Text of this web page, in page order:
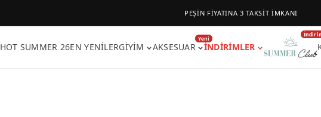
PEŞİN FİYATINA 3 TAKSİT İMKANI
HOT SUMMER 26EN YENILERGIYIM AKSESUAR
Yeni
İNDIRIMLER